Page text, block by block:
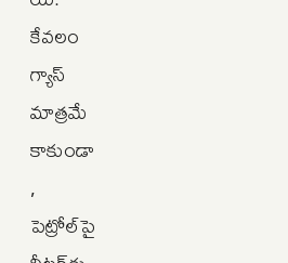
కేవలం
గ్యాస్
మాత్రమే
కాకుండా
,
పెట్రోల్‌పై